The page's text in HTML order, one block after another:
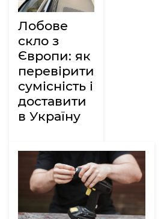
Лобове
скло з
Європи: як
перевірити
сумісність і
доставити
в Україну